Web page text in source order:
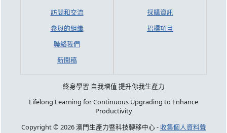
訪問和交流
參與的組織
聯絡我們
新聞稿
採購資訊
招標項目
終身學習 自我增值 提升你我生產力
Lifelong Learning for Continuous Upgrading to Enhance
Productivity
Copyright © 2026 澳門生產力暨科技轉移中心 - 收集個人資料聲